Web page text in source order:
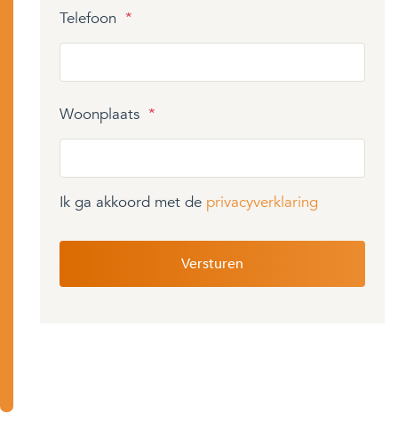
Telefoon *
Woonplaats *
Ik ga akkoord met de privacyverklaring